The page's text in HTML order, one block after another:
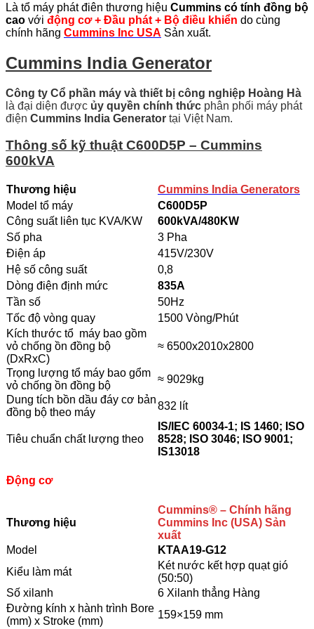
Là tổ máy phát điên thương hiệu Cummins có tính đồng bộ
cao với động cơ + Đầu phát + Bộ điều khiển do cùng
chính hãng Cummins Inc USA Sản xuất.
Cummins India Generator
Công ty Cổ phần máy và thiết bị công nghiệp Hoàng Hà
là đại diện được ủy quyền chính thức phân phối máy phát
điện Cummins India Generator tại Việt Nam.
Thông số kỹ thuật C600D5P – Cummins
600kVA
Thương hiệu
Cummins India Generators
Model tổ máy
C600D5P
Công suất liên tục KVA/KW
600kVA/480KW
Số pha
3 Pha
Điện áp
415V/230V
Hệ số công suất
0,8
Dòng điện định mức
835A
Tần số
50Hz
Tốc độ vòng quay
1500 Vòng/Phút
Kích thước tổ máy bao gồm
vỏ chống ồn đồng bộ
(DxRxC)
≈ 6500x2010x2800
Trọng lượng tổ máy bao gổm
vỏ chống ồn đồng bộ
≈ 9029kg
Dung tích bồn dầu đáy cơ bản
đồng bộ theo máy
832 lít
Tiêu chuẩn chất lượng theo
IS/IEC 60034-1; IS 1460; ISO
8528; ISO 3046; ISO 9001;
IS13018
Động cơ
Thương hiệu
Cummins® – Chính hãng
Cummins Inc (USA) Sản
xuất
Model
KTAA19-G12
Kiểu làm mát
Két nước kết hợp quạt gió
(50:50)
Số xilanh
6 Xilanh thẳng Hàng
Đường kính x hành trình Bore
(mm) x Stroke (mm)
159×159 mm